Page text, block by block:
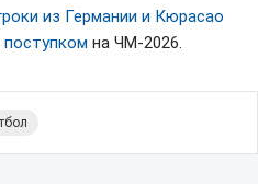
из Германии и Кюрасао
поступком на ЧМ-2026.